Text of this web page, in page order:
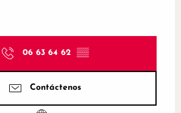
06 63 64 62 ▒▒
Contáctenos